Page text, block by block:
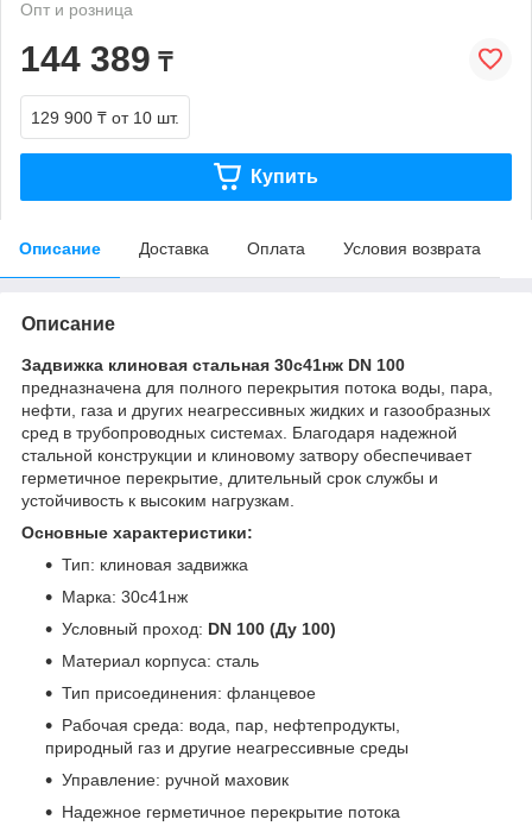
Опт и розница
144 389 ₸
129 900 ₸ от 10 шт.
Купить
Описание Доставка Оплата Условия возврата
Описание
Задвижка клиновая стальная 30с41нж DN 100
предназначена для полного перекрытия потока воды, пара,
нефти, газа и других неагрессивных жидких и газообразных
сред в трубопроводных системах. Благодаря надежной
стальной конструкции и клиновому затвору обеспечивает
герметичное перекрытие, длительный срок службы и
устойчивость к высоким нагрузкам.
Основные характеристики:
Тип: клиновая задвижка
Марка: 30с41нж
Условный проход: DN 100 (Ду 100)
Материал корпуса: сталь
Тип присоединения: фланцевое
Рабочая среда: вода, пар, нефтепродукты,
природный газ и другие неагрессивные среды
Управление: ручной маховик
Надежное герметичное перекрытие потока